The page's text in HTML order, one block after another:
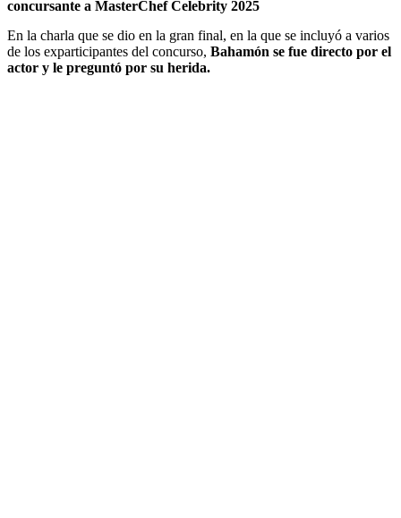
concursante a MasterChef Celebrity 2025
En la charla que se dio en la gran final, en la que se incluyó a varios
de los exparticipantes del concurso, Bahamón se fue directo por el
actor y le preguntó por su herida.